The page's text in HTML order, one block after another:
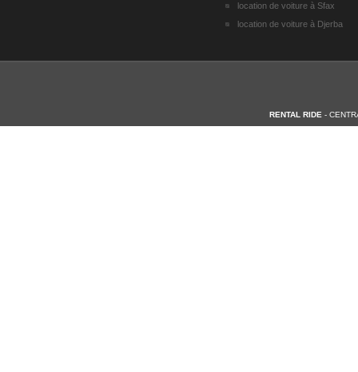
location de voiture à Sfax
location de voiture à Djerba
RENTAL RIDE -